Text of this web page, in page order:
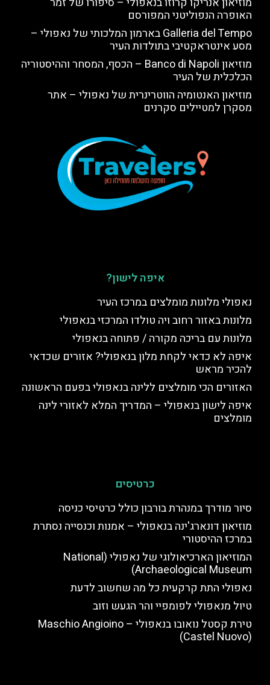
האופרה הנפוליטני המפורסם
Galleria del Tempo בארמון המלכותי של נאפולי –
מסע אינטראקטיבי בתולדות העיר
מוזיאון Banco di Napoli – הכסף, המסחר וההיסטוריה
הכלכלית של העיר
מוזיאון האנטומיה הווטרינרית של נאפולי – אתר
מסקרן למטיילים סקרנים
איפה לישון?
נאפולי מלונות מומלצים במרכז העיר
מלונות באזור רחוב ויה טולדו המרכזי בנאפולי
מלונות עם בריכה מקורה / פתוחה בנאפולי
איפה לא כדאי לקחת מלון בנאפולי? אזורים שכדאי
להכיר מראש
האזורים הכי מומלצים ללינה בנאפולי בפעם הראשונה
איפה לישון בנאפולי – המדריך המלא לאזורי לינה
מומלצים
כרטיסים
סיור מודרך במנהרת בורבון כולל כרטיסי כניסה
מוזיאון דונארג'ינה בנאפולי – אמנות וכנסייה נסתרת
במרכז ההיסטורי
המוזיאון הארכיאולוגי של נאפולי (National
Archaeological Museum)
נאפולי התת קרקעית כל מה שחשוב לדעת
טיול מנאפולי לפומפיי והר הגעש וזוב
טירת קסטל נואובו בנאפולי – Maschio Angioino
(Castel Nuovo)